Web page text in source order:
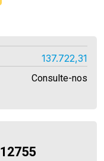
137.722,31
Consulte-nos
12755